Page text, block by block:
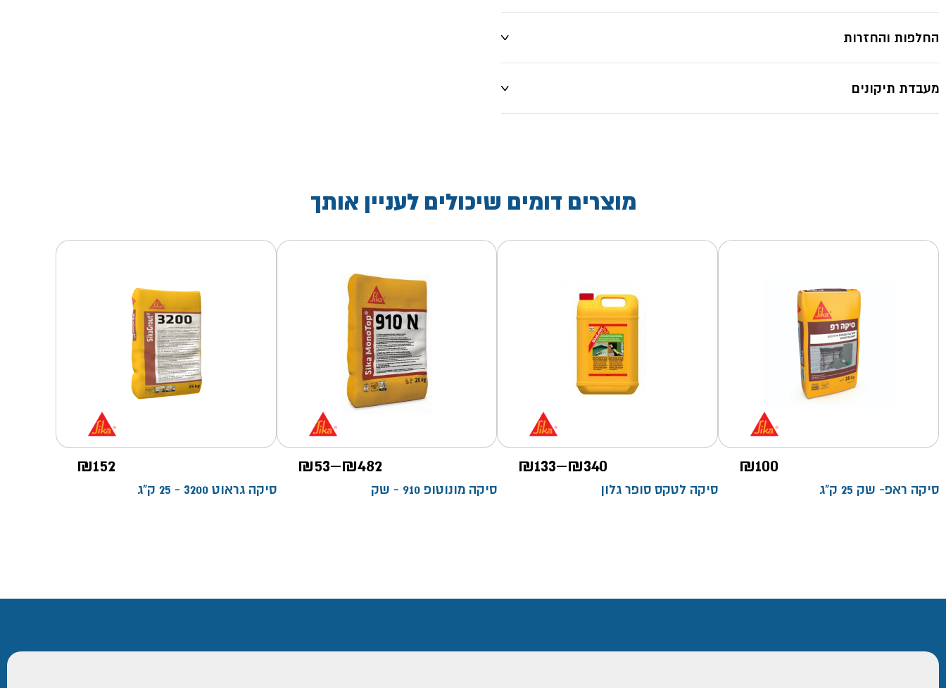
החלפות והחזרות
מעבדת תיקונים
מוצרים דומים שיכולים לעניין אותך
₪100
סיקה ראפ- שק 25 ק"ג
₪133–₪340
מחירים:
סיקה לטקס סופר גלון
₪53–₪482
מחירים:
סיקה מונוטופ 910 - שק
₪152
סיקה גראוט 3200 - 25 ק"ג